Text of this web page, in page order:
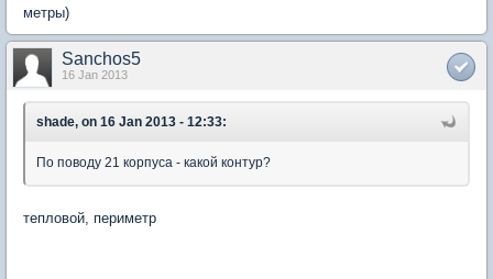
метры)
Sanchos5
16 Jan 2013
shade, on 16 Jan 2013 - 12:33:
По поводу 21 корпуса - какой контур?
тепловой, периметр